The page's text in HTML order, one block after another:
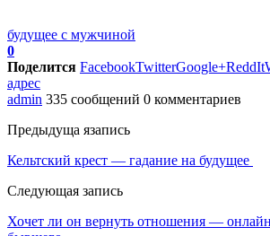
будущее с мужчиной
0
Поделится FacebookTwitterGoogle+ReddIt
адрес
admin 335 сообщений 0 комментариев
Предыдуща язапись
Кельтский крест — гадание на будущее
Следующая запись
Хочет ли он вернуть отношения —